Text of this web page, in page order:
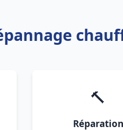
🔨
Réparation